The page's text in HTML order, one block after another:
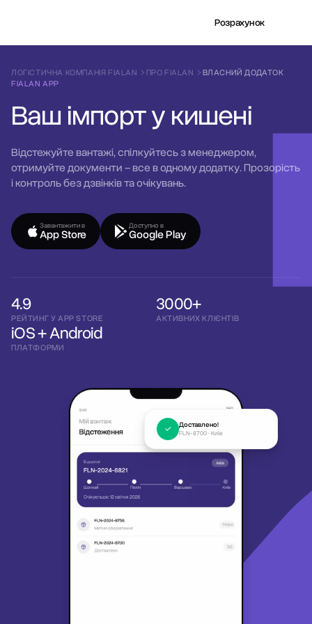
Розрахунок
ЛОГІСТИЧНА КОМПАНІЯ FIALAN ПРО FIALAN
ВЛАСНИЙ ДОДАТОК
FIALAN APP
Ваш імпорт у кишені
Відстежуйте вантажі, спілкуйтесь з менеджером,
отримуйте документи – все в одному додатку. Прозорість
і контроль без дзвінків та очікувань.
Завантажити в
App Store
Доступно в
Google Play
4.9
РЕЙТИНГ У APP STORE
3000+
АКТИВНИХ КЛІЄНТІВ
iOS + Android
ПЛАТФОРМИ
Доставлено!
FLN-8700 · Київ